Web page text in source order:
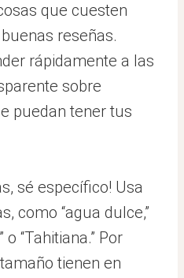
que cuesten
reseñas.
rápidamente a las
sobre
puedan tener tus
sé específico! Usa
como “agua dulce,”
o “Tahitiana.” Por
tienen en